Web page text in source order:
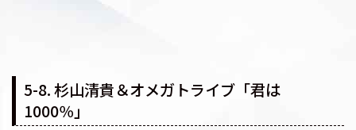
5-8. 杉山清貴＆オメガトライブ「君は
1000％」